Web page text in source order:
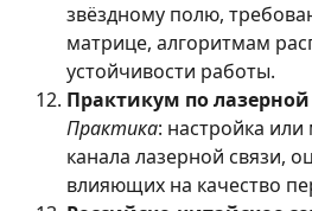
звёздному полю,
матрице, алгоритмам
устойчивости работы.
Практикум по лазерной
Практика: настройка
канала лазерной связи,
влияющих на качество